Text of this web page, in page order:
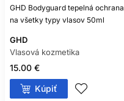
GHD Bodyguard tepelná ochrana
na všetky typy vlasov 50ml
GHD
Vlasová kozmetika
15.00 €
Kúpiť